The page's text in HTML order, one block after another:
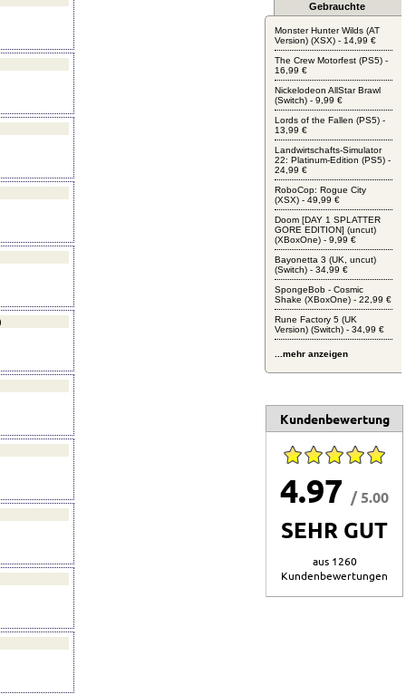
Gebrauchte
Monster Hunter Wilds (AT
Version) (XSX) - 14,99 €
The Crew Motorfest (PS5) -
16,99 €
Nickelodeon AllStar Brawl
(Switch) - 9,99 €
Lords of the Fallen (PS5) -
13,99 €
Landwirtschafts-Simulator
22: Platinum-Edition (PS5) -
24,99 €
RoboCop: Rogue City
(XSX) - 49,99 €
Doom [DAY 1 SPLATTER
GORE EDITION] (uncut)
(XBoxOne) - 9,99 €
Bayonetta 3 (UK, uncut)
(Switch) - 34,99 €
SpongeBob - Cosmic
Shake (XBoxOne) - 22,99 €
Rune Factory 5 (UK
Version) (Switch) - 34,99 €
...mehr anzeigen
Kundenbewertung
4.97 / 5.00
SEHR GUT
aus 1260
Kundenbewertungen